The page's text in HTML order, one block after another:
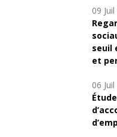
09
seuil
et
06